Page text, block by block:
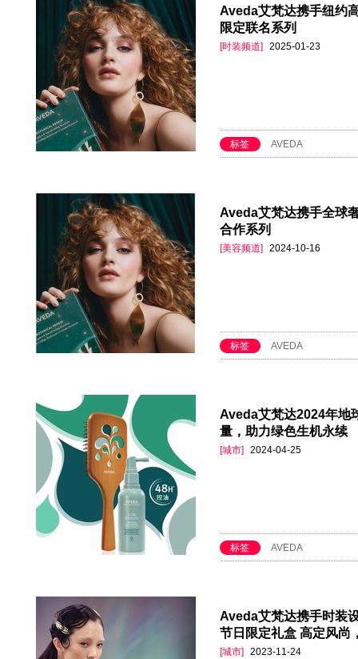
Aveda艾梵达携手纽约
限定联名系列
[时装频道] 2025-01-23
标签 AVEDA
Aveda艾梵达携手全球
合作系列
[美容频道] 2024-10-16
标签 AVEDA
Aveda艾梵达2024年
量，助力绿色生机永续
[城市] 2024-04-25
标签 AVEDA
Aveda艾梵达携手时装
节日限定礼盒 高定风尚
[城市] 2023-11-24